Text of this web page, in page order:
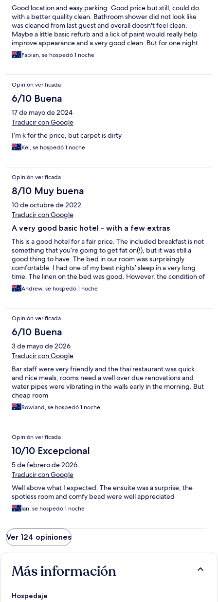
Good location and easy parking. Good price but still, could do
with a better quality clean. Bathroom shower did not look like
was cleaned from last guest and overall doesn't feel clean.
Maybe a little basic refurb and a lick of paint would really help
improve appearance and a very good clean. But for one night
was ok.Fabian, se hospedó 1 noche
Opinión verificada
6/10 Buena
17 de mayo de 2024
Traducir con Google
I’m k for the price, but carpet is dirty
Kel, se hospedó 1 noche
Opinión verificada
8/10 Muy buena
10 de octubre de 2022
Traducir con Google
A very good basic hotel - with a few extras
This is a good hotel for a fair price. The included breakfast is not
something that you’re going to get fat on(!), but it was still a
good thing to have. The bed in our room was surprisingly
comfortable. I had one of my best nights’ sleep in a very long
time. The linen on the bed was good. However, the condition of
the towels was a bit lacking. Still, for the price of the room, I’m
not complaining too much. The decor is okay but nothing fancy.
could be. And again, for the price, I can’t complain too much.
When writing a review, I always ask myself if I would stay here
again. For this hotel, my answer is yes.
Andrew, se hospedó 1 noche
Opinión verificada
6/10 Buena
3 de mayo de 2026
Traducir con Google
Bar staff were very friendly and the thai restaurant was quick
and nice meals, rooms need a well over due renovations and
water pipes were vibrating in the walls early in the morning. But
cheap room
Rowland, se hospedó 1 noche
Opinión verificada
10/10 Excepcional
5 de febrero de 2026
Traducir con Google
Well above what I expected. The ensuite was a surprise, the
spotless room and comfy bead were well appreciated
Ian, se hospedó 1 noche
Ver 124 opiniones
Más información
Hospedaje